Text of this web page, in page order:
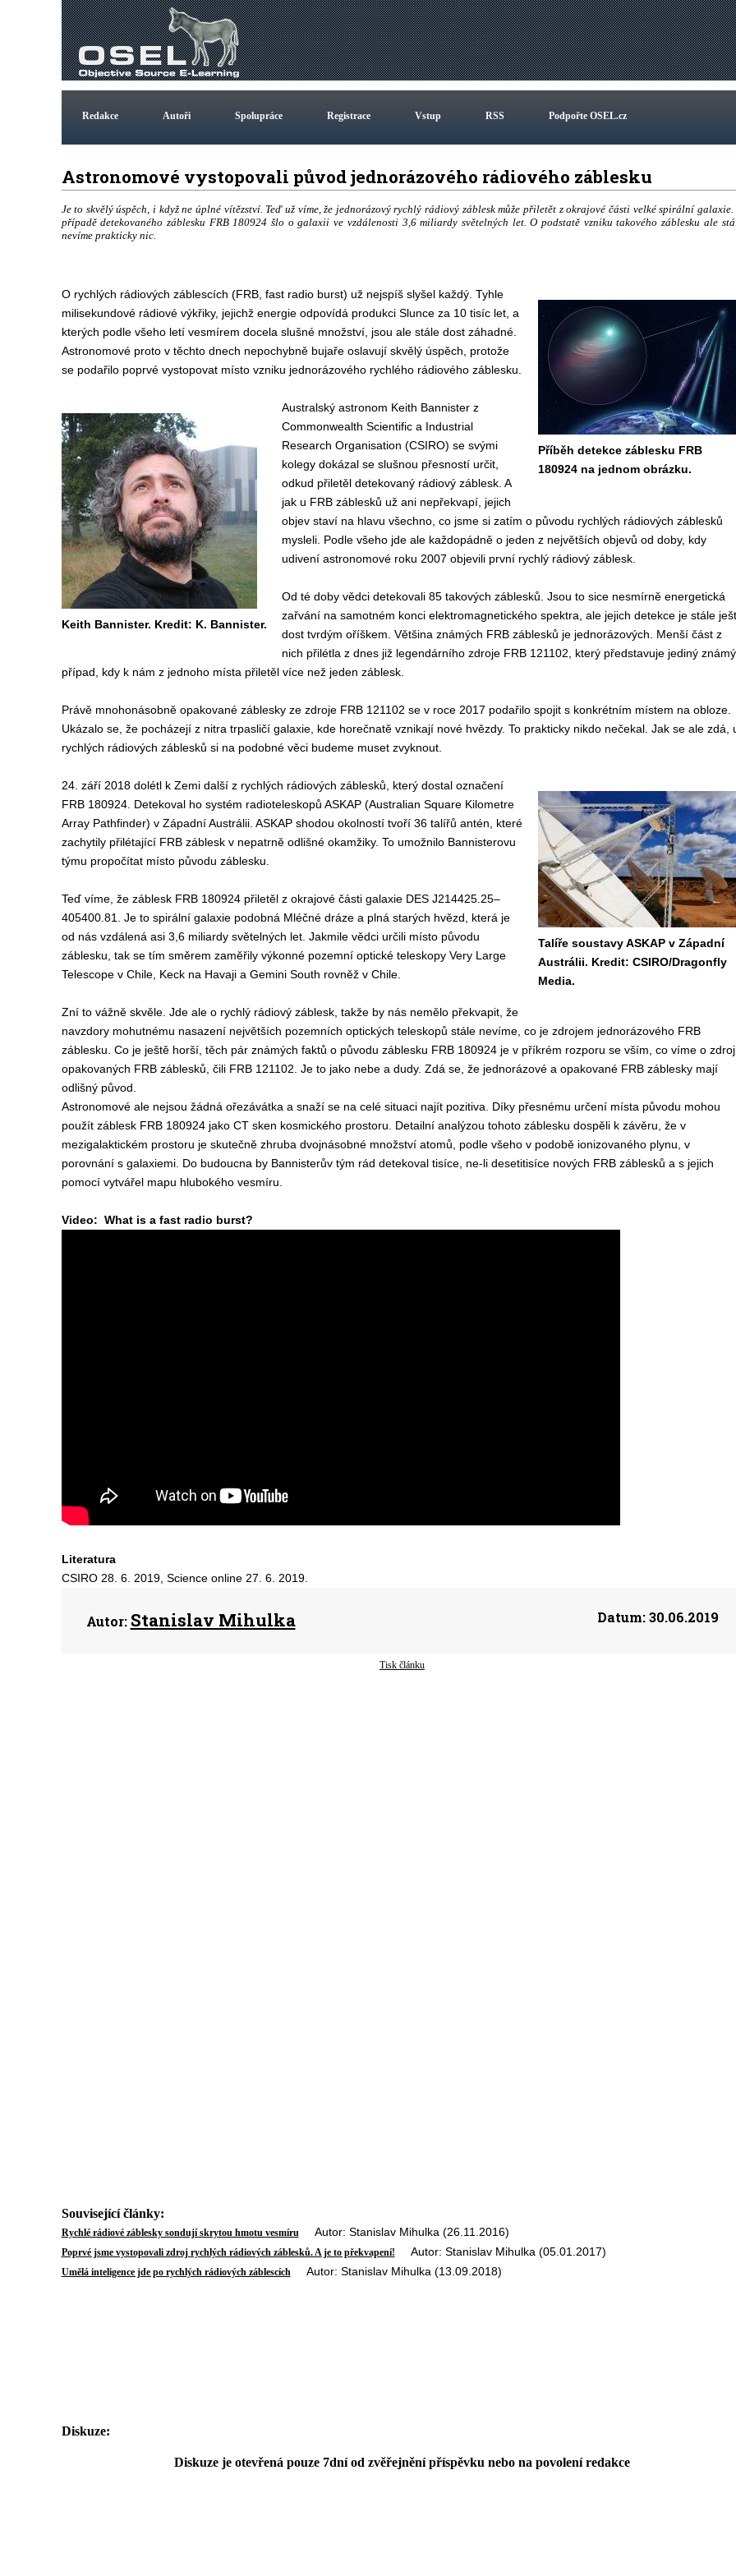
Redakce Autoři Spolupráce Registrace Vstup RSS Podpořte OSEL.cz
Astronomové vystopovali původ jednorázového rádiového záblesku
Je to skvělý úspěch, i když ne úplné vítězství. Teď už víme, že jednorázový rychlý rádiový záblesk může přiletět z okrajové části velké spirální galaxie.
případě detekovaného záblesku FRB 180924 šlo o galaxii ve vzdálenosti 3,6 miliardy světelných let. O podstatě vzniku takového záblesku ale
nevíme prakticky nic.
Příběh detekce záblesku FRB
180924 na jednom obrázku.
O rychlých rádiových záblescích (FRB, fast radio burst) už nejspíš slyšel každý. Tyhle
milisekundové rádiové výkřiky, jejichž energie odpovídá produkci Slunce za 10 tisíc let, a
kterých podle všeho letí vesmírem docela slušné množství, jsou ale stále dost záhadné.
Astronomové proto v těchto dnech nepochybně bujaře oslavují skvělý úspěch, protože
se podařilo poprvé vystopovat místo vzniku jednorázového rychlého rádiového záblesku.
Keith Bannister. Kredit: K. Bannister.
Australský astronom Keith Bannister z
Commonwealth Scientific a Industrial
Research Organisation (CSIRO) se svými
kolegy dokázal se slušnou přesností určit,
odkud přiletěl detekovaný rádiový záblesk. A
jak u FRB záblesků už ani nepřekvapí, jejich
objev staví na hlavu všechno, co jsme si zatím o původu rychlých rádiových záblesků
mysleli. Podle všeho jde ale každopádně o jeden z největších objevů od doby, kdy
udivení astronomové roku 2007 objevili první rychlý rádiový záblesk.
Od té doby vědci detekovali 85 takových záblesků. Jsou to sice nesmírně energetická
zařvání na samotném konci elektromagnetického spektra, ale jejich detekce je stále
dost tvrdým oříškem. Většina známých FRB záblesků je jednorázových. Menší část z
nich přilétla z dnes již legendárního zdroje FRB 121102, který představuje jediný známý
případ, kdy k nám z jednoho místa přiletěl více než jeden záblesk.
Právě mnohonásobně opakované záblesky ze zdroje FRB 121102 se v roce 2017 podařilo spojit s konkrétním místem na obloze.
Ukázalo se, že pocházejí z nitra trpasličí galaxie, kde horečnatě vznikají nové hvězdy. To prakticky nikdo nečekal. Jak se ale zdá,
rychlých rádiových záblesků si na podobné věci budeme muset zvyknout.
Talíře soustavy ASKAP v Západní
Austrálii. Kredit: CSIRO/Dragonfly
Media.
24. září 2018 dolétl k Zemi další z rychlých rádiových záblesků, který dostal označení
FRB 180924. Detekoval ho systém radioteleskopů ASKAP (Australian Square Kilometre
Array Pathfinder) v Západní Austrálii. ASKAP shodou okolností tvoří 36 talířů antén, které
zachytily přilétající FRB záblesk v nepatrně odlišné okamžiky. To umožnilo Bannisterovu
týmu propočítat místo původu záblesku.
Teď víme, že záblesk FRB 180924 přiletěl z okrajové části galaxie DES J214425.25–
405400.81. Je to spirální galaxie podobná Mléčné dráze a plná starých hvězd, která je
od nás vzdálená asi 3,6 miliardy světelných let. Jakmile vědci určili místo původu
záblesku, tak se tím směrem zaměřily výkonné pozemní optické teleskopy Very Large
Telescope v Chile, Keck na Havaji a Gemini South rovněž v Chile.
Zní to vážně skvěle. Jde ale o rychlý rádiový záblesk, takže by nás nemělo překvapit, že
navzdory mohutnému nasazení největších pozemních optických teleskopů stále nevíme, co je zdrojem jednorázového FRB
záblesku. Co je ještě horší, těch pár známých faktů o původu záblesku FRB 180924 je v příkrém rozporu se vším, co víme o
opakovaných FRB záblesků, čili FRB 121102. Je to jako nebe a dudy. Zdá se, že jednorázové a opakované FRB záblesky mají
odlišný původ.
Astronomové ale nejsou žádná ořezávátka a snaží se na celé situaci najít pozitiva. Díky přesnému určení místa původu mohou
použít záblesk FRB 180924 jako CT sken kosmického prostoru. Detailní analýzou tohoto záblesku dospěli k závěru, že v
mezigalaktickém prostoru je skutečně zhruba dvojnásobné množství atomů, podle všeho v podobě ionizovaného plynu, v
porovnání s galaxiemi. Do budoucna by Bannisterův tým rád detekoval tisíce, ne-li desetitisíce nových FRB záblesků a s jejich
pomocí vytvářel mapu hlubokého vesmíru.
Video: What is a fast radio burst?
Literatura
CSIRO 28. 6. 2019, Science online 27. 6. 2019.
Autor: Stanislav Mihulka Datum:30.06.2019
Tisk článku
Související články:
Rychlé rádiové záblesky sondují skrytou hmotu vesmíru Autor: Stanislav Mihulka (26.11.2016)
Poprvé jsme vystopovali zdroj rychlých rádiových záblesků. A je to překvapení! Autor: Stanislav Mihulka (05.01.2017)
Umělá inteligence jde po rychlých rádiových záblescích Autor: Stanislav Mihulka (13.09.2018)
Diskuze:
Diskuze je otevřená pouze 7dní od zvěřejnění příspěvku nebo na povolení redakce